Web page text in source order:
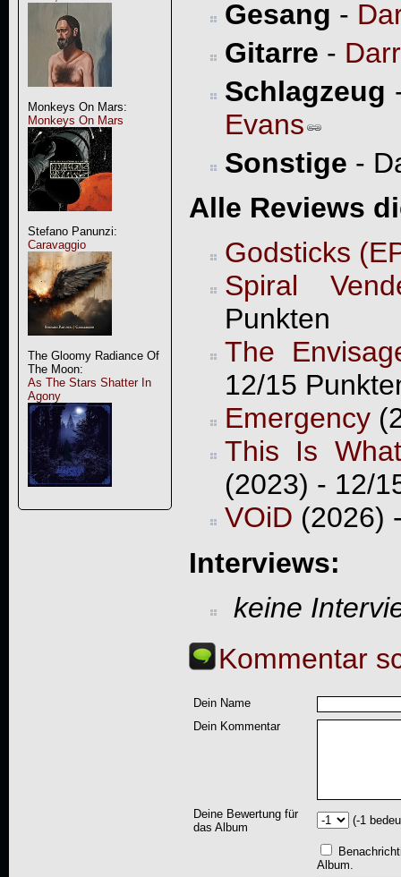
Monkeys On Mars:
Monkeys On Mars
Stefano Panunzi:
Caravaggio
The Gloomy Radiance Of
The Moon:
As The Stars Shatter In
Agony
Gesang -
Gitarre -
Schlagzeug
Evans
Sonstige -
Alle Reviews
Godsticks
Spiral
Punkten
The
12/15
Emergency
This Is
(2023) - 12/
VOiD (2026)
Interviews:
keine
Kommentar
Dein Name
Dein Kommentar
Deine Bewertung für
das Album
(-1
Album.